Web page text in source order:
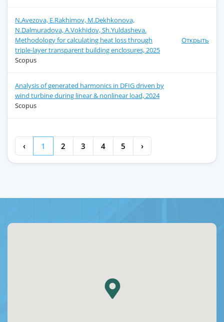
N.Avezova, E.Rakhimov, M.Dekhkonova,
N.Dalmuradova, A.Vokhidov, Sh.Yuldasheva.
Methodology for calculating heat loss through
triple-layer transparent building enclosures, 2025
Scopus
Открыть
Analysis of generated harmonics in DFIG driven by
wind turbine during linear & nonlinear load, 2024
Scopus
‹ 1 2 3 4 5 ›